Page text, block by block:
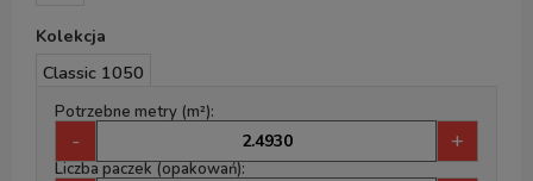
Kolekcja
Classic 1050
Potrzebne metry (m²):
- +
Liczba paczek (opakowań):